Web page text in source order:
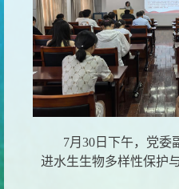
7月30日下午，党委
进水生生物多样性保护